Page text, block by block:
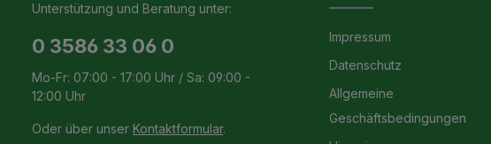
Unterstützung und Beratung unter:
0 3586 33 06 0
Mo-Fr: 07:00 - 17:00 Uhr / Sa: 09:00 -
12:00 Uhr
Oder über unser Kontaktformular.
Impressum
Datenschutz
Allgemeine
Geschäftsbedingungen